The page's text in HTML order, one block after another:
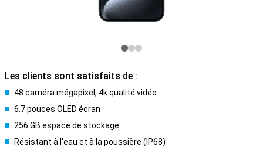
Les clients sont satisfaits de :
48 caméra mégapixel, 4k qualité vidéo
6.7 pouces OLED écran
256 GB espace de stockage
Résistant à l'eau et à la poussière (IP68)